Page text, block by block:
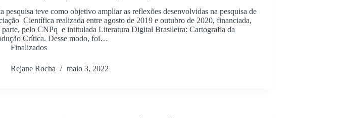
pesquisa teve como objetivo ampliar as reflexões desenvolvidas na pesquisa de
Científica realizada entre agosto de 2019 e outubro de 2020, financiada,
parte, pelo CNPq e intitulada Literatura Digital Brasileira: Cartografia da
Crítica. Desse modo, foi…
Finalizados
Rejane Rocha maio 3, 2022